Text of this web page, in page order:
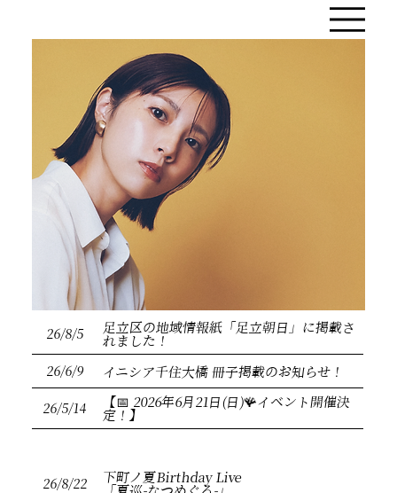
26/8/5
足立区の地域情報紙「足立朝日」に掲載さ
れました！
26/6/9 イニシア千住大橋 冊子掲載のお知らせ！
26/5/14
【📅 2026年6月21日(日)🪸イベント開催決
定！】
26/8/22
下町ノ夏Birthday Live